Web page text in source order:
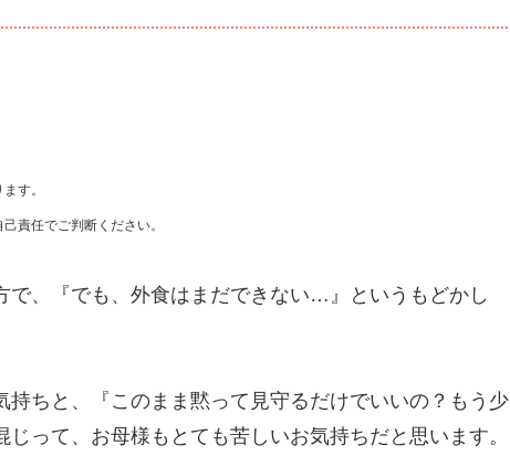
す。
責任でご判断ください。
で、『でも、外食はまだできない…』というもどかし
ちと、『このまま黙って見守るだけでいいの？もう少
って、お母様もとても苦しいお気持ちだと思います。